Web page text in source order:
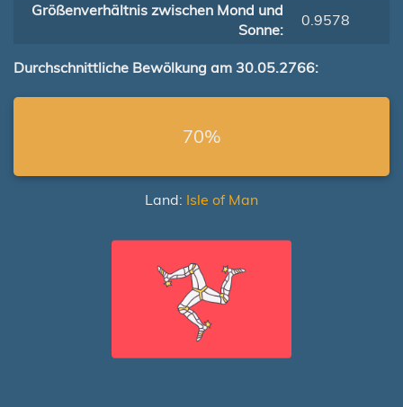
Größenverhältnis zwischen Mond und
Sonne:
0.9578
Durchschnittliche Bewölkung am 30.05.2766:
70%
Land: Isle of Man